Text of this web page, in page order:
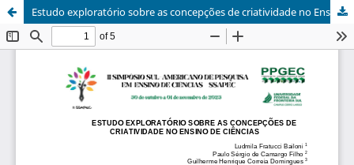
Estudo exploratório sobre as concepções de criatividade no Ensino de Ciências